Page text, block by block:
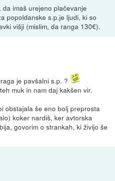
imaš urejeno plačevanje
popoldanske s.p.je ljudi, ki so
višji (mislim, da ranga 130€).
je pavšalni s.p. ?
muk in nam daj kakšen vir.
obstajala še eno bolj preprosta
koker nardiš, ker avtorska
govorim o strankah, ki živijo še